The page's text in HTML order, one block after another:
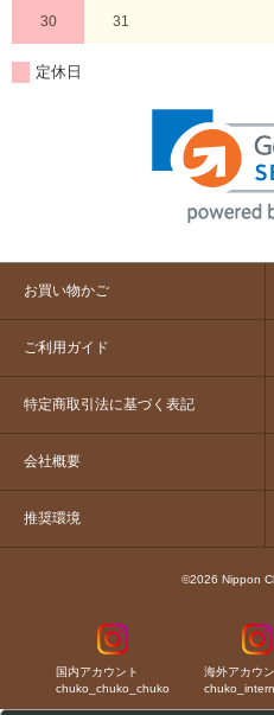
30 31
定休日
お買い物かご
ご利用ガイド
特定商取引法に基づく表記
会社概要
推奨環境
©2026 Nippon
国内アカウント
chuko_chuko_chuko
海外アカウ